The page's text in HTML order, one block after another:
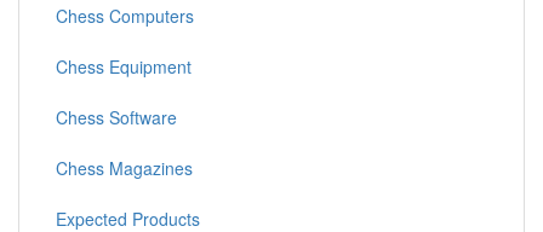
Chess Computers
Chess Equipment
Chess Software
Chess Magazines
Expected Products